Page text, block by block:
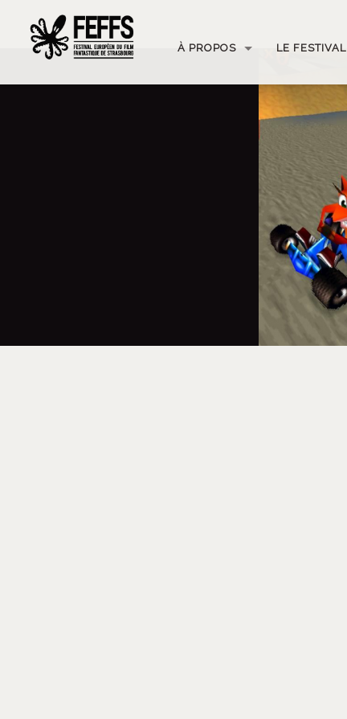
À PROPOS LE FESTIVAL